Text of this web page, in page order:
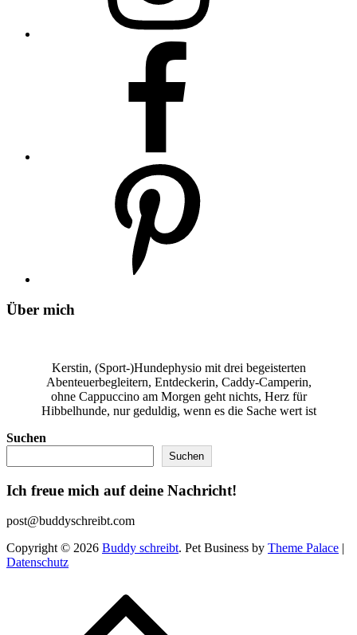
Über mich
Kerstin, (Sport-)Hundephysio mit drei begeisterten
Abenteuerbegleitern, Entdeckerin, Caddy-Camperin,
ohne Cappuccino am Morgen geht nichts, Herz für
Hibbelhunde, nur geduldig, wenn es die Sache wert ist
Suchen
Suchen
Ich freue mich auf deine Nachricht!
post@buddyschreibt.com
Copyright © 2026 Buddy schreibt. Pet Business by Theme Palace |
Datenschutz